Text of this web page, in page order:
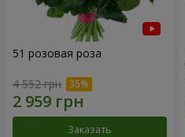
51 розовая роза
4 552 грн
Заказать